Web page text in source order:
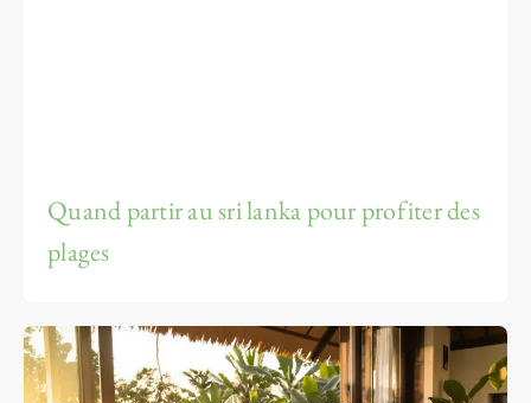
Quand partir au sri lanka pour profiter des
plages